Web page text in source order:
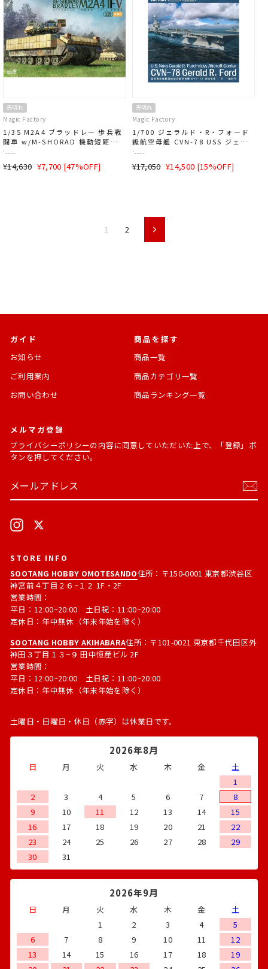
売切れ
Magic Factory
1/35 M2A4 ブラッドレー 歩兵戦
闘車 w/M-SHORAD 機動短距離
防空 システム (3 in 1)
'----
通
¥14,630 SALE
¥7,700 [47%OFF]
売切れ
Magic Factory
1/700 ジェラルド・R・フォード
級航空母艦 CVN-78 USS ジェラ
ルド・R・フォード
'----
通
¥17,050 SALE
¥14,500 [15%OFF]
1 2 次
ガイド
お知らせ
ご利用案内
お問い合わせ
商品を探す
商品一覧
商品カテゴリ一覧
商品ランキング一覧
メルマガ登録
プライバシーポリシーの内容に同意していただいた上で、「登録」ボ
タンを押してください。
ー
レ
ス
読
Instagram
STORE INFO
SOOTANG HOBBY OMOTESANDO住所：〒150-0001 東京都渋谷区
神宮前４丁目２６−１２ 1F・2F
営業時間：
平日：12:00~20:00 土日祝：11:00~20:00
定休日：年中無休（年末年始を除く）
SOOTANG HOBBY AKIHABARA住所：〒101-0021 東京都千代田区外
神田３丁目１３−９ 田中恒産ビル 2F
営業時間：
平日：12:00~20:00 土日祝：11:00~20:00
定休日：年中無休（年末年始を除く）
土曜日・日曜日・休日（赤字）は休業日です。
2026年8月
日 月 火 水 木 金
土
1
2
3 4 5 6 7
8
9
10 11 12 13 14
15
16
17 18 19 20 21
22
23
24 25 26 27 28
29
30
31
2026年9月
日 月 火 水 木 金
土
1
2 3 4
5
6
7 8 9 10 11
12
13
14 15 16 17 18
19